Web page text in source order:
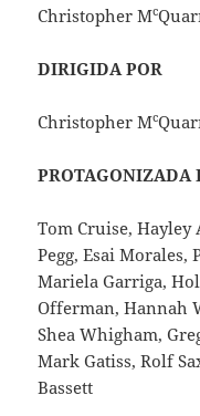
Christopher Mc
DIRIGIDA POR
Christopher Mc
PROTAGONIZADA
Tom Cruise, Hayley
Pegg, Esai
Mariela Garriga,
Offerman, Hannah
Shea Whigham,
Mark Gatiss, Rolf
Bassett